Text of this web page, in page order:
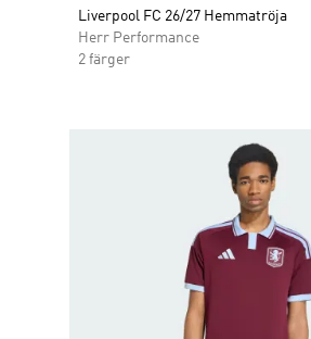
Liverpool FC 26/27 Hemmatröja
Herr Performance
2 färger